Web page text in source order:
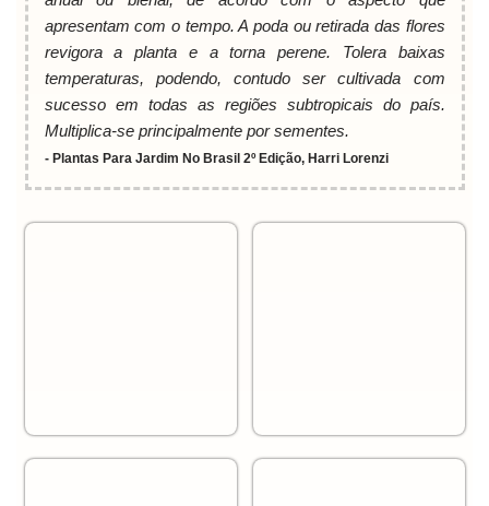
apresentam com o tempo. A poda ou retirada das flores
revigora a planta e a torna perene. Tolera baixas
temperaturas, podendo, contudo ser cultivada com
sucesso em todas as regiões subtropicais do país.
Multiplica-se principalmente por sementes.